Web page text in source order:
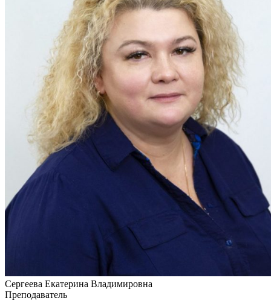
Сергеева Екатерина Владимировна
Преподаватель